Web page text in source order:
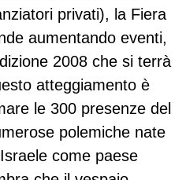
privati), la Fiera
aumentando eventi,
2008 che si terrà
atteggiamento è
le 300 presenze del
polemiche nate
come paese